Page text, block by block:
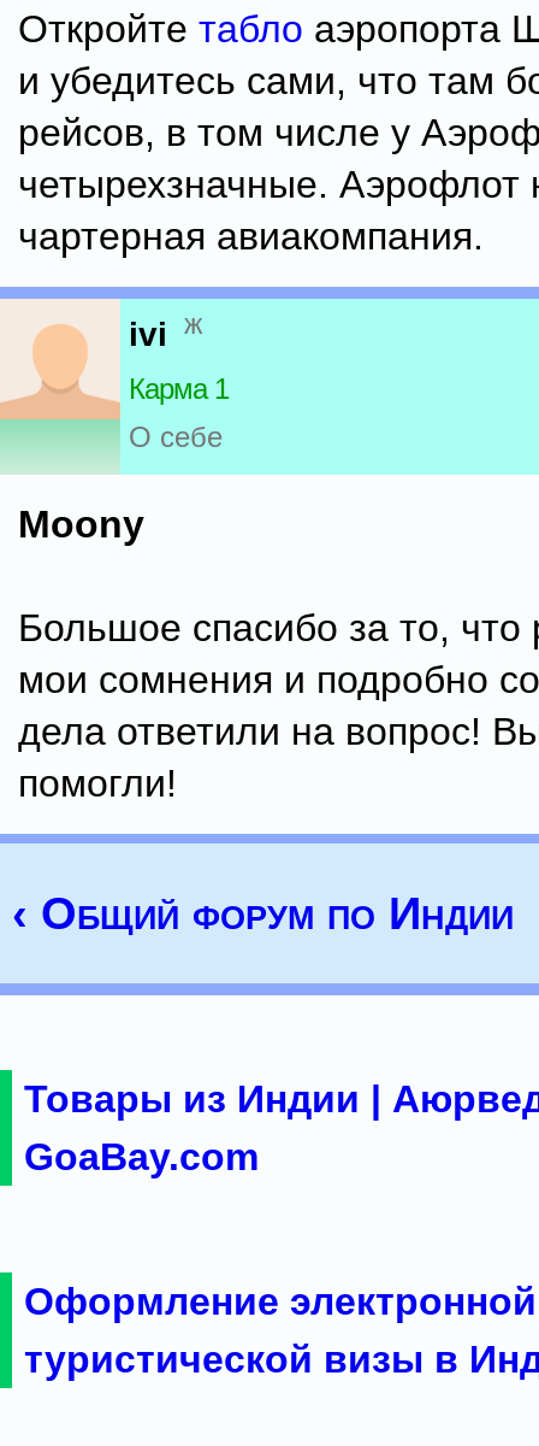
Откройте табло аэропорта
и убедитесь сами, что там
рейсов, в том числе у
четырехзначные. Аэрофлот
чартерная авиакомпания.
ivi ж
Карма 1
О себе
Moony
Большое спасибо за то, что
мои сомнения и подробно
дела ответили на вопрос!
помогли!
‹ Общий форум по Индии
Товары из Индии |
GoaBay.com
Оформление электронной
туристической визы в